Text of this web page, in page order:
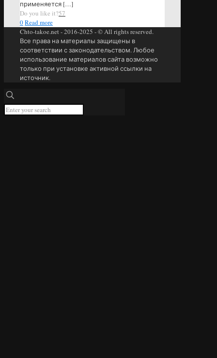
применяется […]
Do you like it?57
0Read more
Chto-takoe.net - 2016-2025 - © All rights reserved.
Все права на материалы защищены в
соответствии с законодательством. Любое
использование материалов сайта возможно
только при установке активной ссылки на
источник.